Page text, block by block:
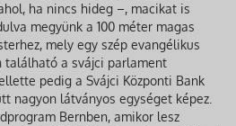
ha nincs hideg –, macikat is
megyünk a 100 méter magas
mely egy szép evangélikus
található a svájci parlament
pedig a Svájci Központi Bank
nagyon látványos egységet képez.
Bernben, amikor lesz